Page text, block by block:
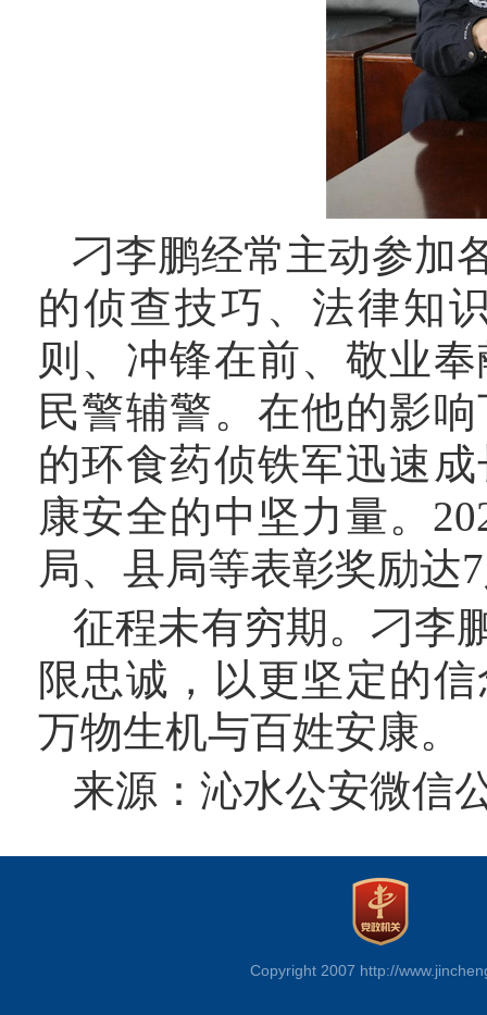
刁李鹏经常主动参加
的侦查技巧、法律知
则、冲锋在前、敬业
民警辅警。在他的影
的环食药侦铁军迅速
康安全的中坚力量。
局、县局等表彰奖励达
征程未有穷期。刁李
限忠诚，以更坚定的
万物生机与百姓安康。
来源： 沁水公安微信
Copyright 2007 http://